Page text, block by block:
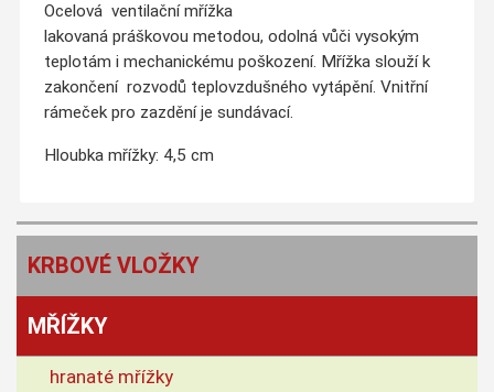
Ocelová ventilační mřížka
lakovaná práškovou metodou, odolná vůči vysokým
teplotám i mechanickému poškození. Mřížka slouží k
zakončení rozvodů teplovzdušného vytápění. Vnitřní
rámeček pro zazdění je sundávací.
Hloubka mřížky: 4,5 cm
KRBOVÉ VLOŽKY
MŘÍŽKY
hranaté mřížky